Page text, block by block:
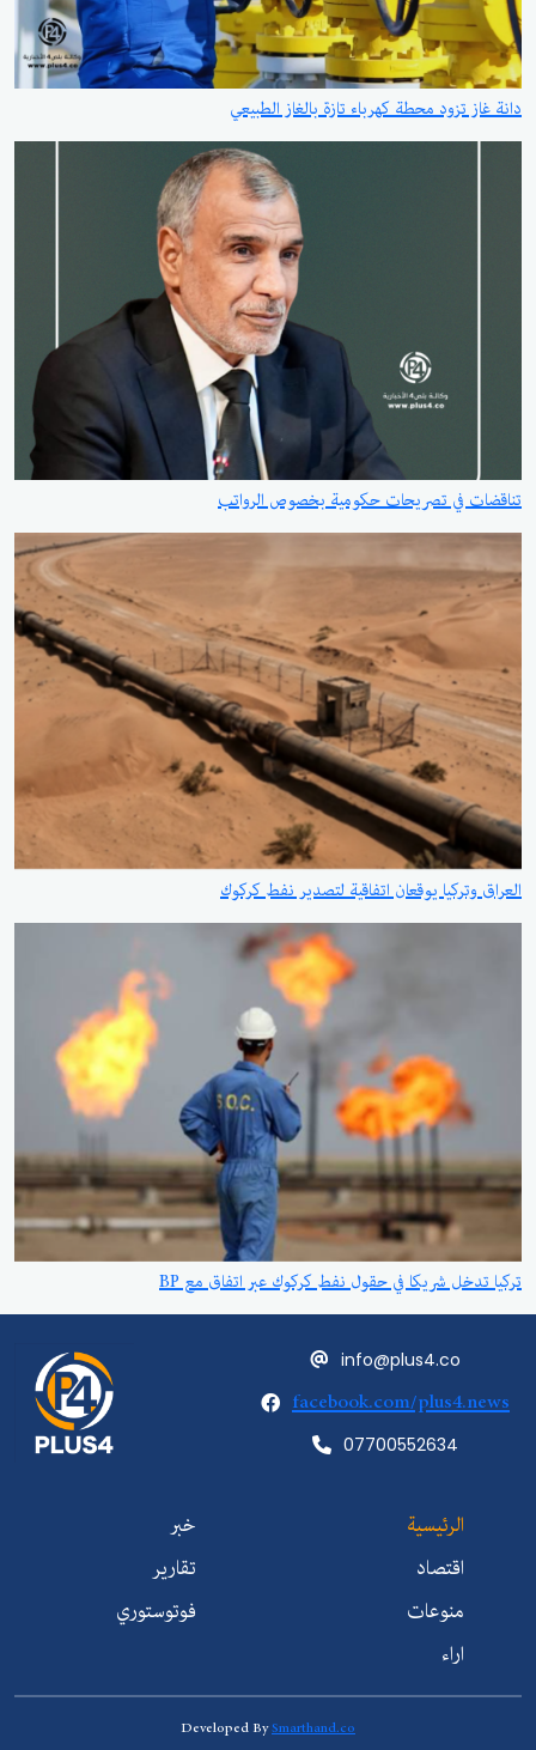
دانة غاز تزود محطة كهرباء تازة بالغاز الطبيعي
تناقضات في تصريحات حكومية بخصوص الرواتب
العراق وتركيا يوقعان اتفاقية لتصدير نفط كركوك
تركيا تدخل شريكا في حقول نفط كركوك عبر اتفاق مع BP
info@plus4.co
facebook.com/plus4.news
07700552634
الرئيسية
خبر
اقتصاد
تقارير
منوعات
فوتوستوري
اراء
Developed BySmarthand.co